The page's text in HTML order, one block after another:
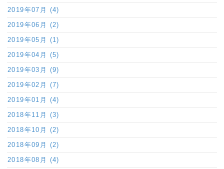
2019年07月 (4)
2019年06月 (2)
2019年05月 (1)
2019年04月 (5)
2019年03月 (9)
2019年02月 (7)
2019年01月 (4)
2018年11月 (3)
2018年10月 (2)
2018年09月 (2)
2018年08月 (4)